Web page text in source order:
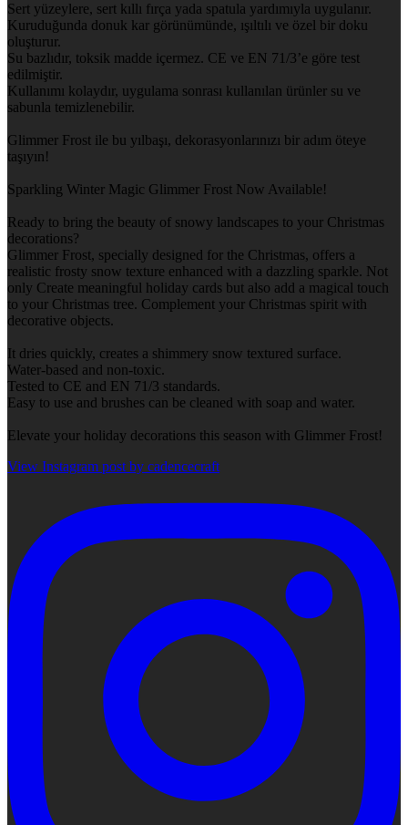
Sert yüzeylere, sert kıllı fırça yada spatula yardımıyla uygulanır.
Kuruduğunda donuk kar görünümünde, ışıltılı ve özel bir doku
oluşturur.
Su bazlıdır, toksik madde içermez. CE ve EN 71/3’e göre test
edilmiştir.
Kullanımı kolaydır, uygulama sonrası kullanılan ürünler su ve
sabunla temizlenebilir.
Glimmer Frost ile bu yılbaşı, dekorasyonlarınızı bir adım öteye
taşıyın!
Sparkling Winter Magic Glimmer Frost Now Available!
Ready to bring the beauty of snowy landscapes to your Christmas
decorations?
Glimmer Frost, specially designed for the Christmas, offers a
realistic frosty snow texture enhanced with a dazzling sparkle. Not
only Create meaningful holiday cards but also add a magical touch
to your Christmas tree. Complement your Christmas spirit with
decorative objects.
It dries quickly, creates a shimmery snow textured surface.
Water-based and non-toxic.
Tested to CE and EN 71/3 standards.
Easy to use and brushes can be cleaned with soap and water.
Elevate your holiday decorations this season with Glimmer Frost!
View Instagram post by cadencecraft